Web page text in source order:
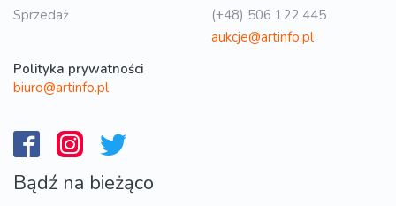
Sprzedaż
(+48) 506 122 445
aukcje@artinfo.pl
Polityka prywatności
biuro@artinfo.pl
Bądź na bieżąco